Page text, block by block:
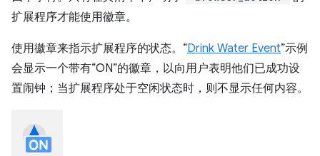
扩展程序才能使用徽章。
使用徽章来指示扩展程序的状态。“Drink Water Event”示例
会显示一个带有“ON”的徽章，以向用户表明他们已成功设
置闹钟；当扩展程序处于空闲状态时，则不显示任何内容。